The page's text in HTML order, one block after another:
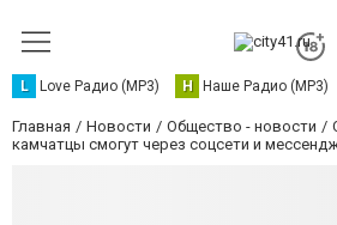
L Love Радио (MP3) Н Наше Радио (MP3)
Главная Новости Общество - новости
камчатцы смогут через соцсети и